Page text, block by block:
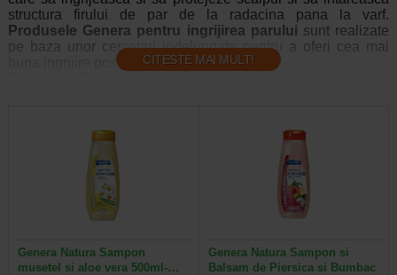
structura firului de par de la radacina pana la varf.
Produsele Genera pentru ingrijirea parului sunt realizate
pe baza unor cercetari indelungate pentru a oferi cea mai
buna ingrijire posibila fiecarui tip de par.
Curata delicat scalpul si firul de par protejandu-le de
efectele nocive ale factorilor de mediu
Au efect regenerant si
asupra firului de par
firul de par
CITESTE MAI MULT!
Genera Natura Sampon
musetel si aloe vera 500ml-…
Genera Natura Sampon si
Balsam de Piersica si Bumbac